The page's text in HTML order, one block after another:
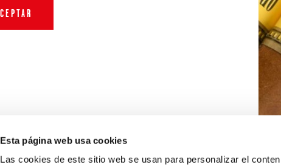
Esta página web usa cookies
Las cookies de este sitio web se usan para personalizar el